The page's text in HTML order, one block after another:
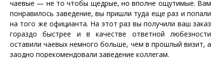
чаевые — не то чтобы щедрые, но вполне ощутимые. Вам
понравилось заведение, вы пришли туда еще раз и попали
на того же официанта. На этот раз вы получили ваш заказ
гораздо быстрее и в качестве ответной любезности
оставили чаевых немного больше, чем в прошлый визит, а
заодно порекомендовали заведение коллегам.